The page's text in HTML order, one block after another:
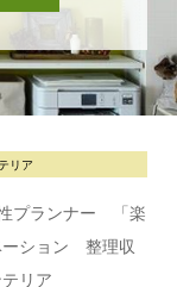
リア
プランナー 「楽
ション 整理収
リア